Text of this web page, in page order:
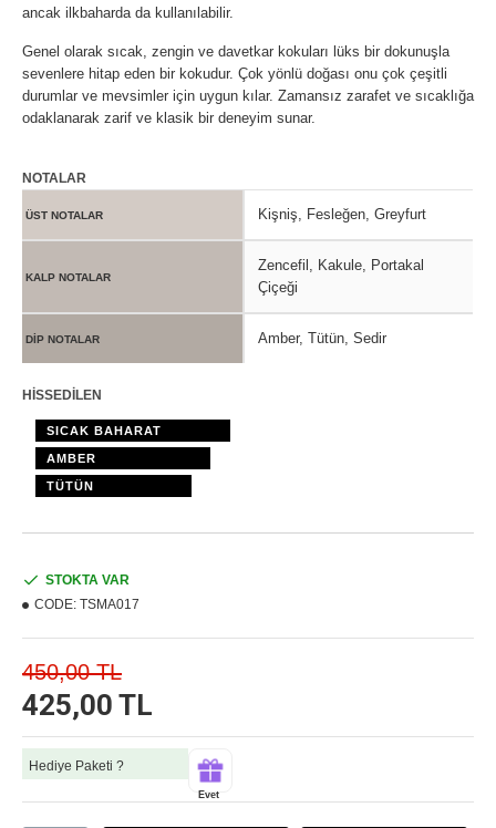
ancak ilkbaharda da kullanılabilir.
Genel olarak sıcak, zengin ve davetkar kokuları lüks bir dokunuşla
sevenlere hitap eden bir kokudur. Çok yönlü doğası onu çok çeşitli
durumlar ve mevsimler için uygun kılar. Zamansız zarafet ve sıcaklığa
odaklanarak zarif ve klasik bir deneyim sunar.
NOTALAR
ÜST NOTALAR Kişniş, Fesleğen, Greyfurt
KALP NOTALAR
Zencefil, Kakule, Portakal
Çiçeği
DİP NOTALAR Amber, Tütün, Sedir
HİSSEDİLEN
SICAK BAHARAT
AMBER
TÜTÜN
425,00 TL
450,00 TL
STOKTA VAR
CODE: TSMA017
Hediye Paketi ?
Evet